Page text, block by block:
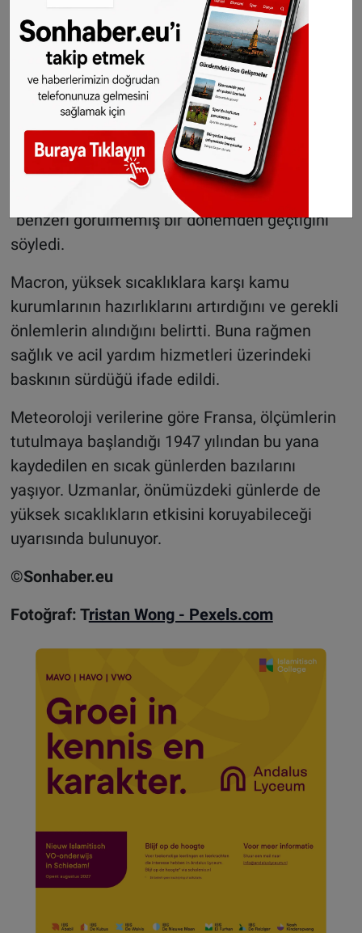
rahatsızlığı bulunan kişiler ve çocuklar için
sıcak hava koşullarının ciddi sağlık riskleri
oluşturduğunu vurguluyor.
Fransa son yılların en sıcak günlerini yaşıyor
Fransa genelinde etkili olan sıcak hava dalgası,
ülke genelinde yaşamı zorlaştırmaya devam
ediyor. Cumhurbaşkanı Emmanuel Macron,
perşembe günü yaptığı açıklamada ülkenin
“benzeri görülmemiş bir dönemden geçtiğini”
söyledi.
Macron, yüksek sıcaklıklara karşı kamu
kurumlarının hazırlıklarını artırdığını ve gerekli
önlemlerin alındığını belirtti. Buna rağmen
sağlık ve acil yardım hizmetleri üzerindeki
baskının sürdüğü ifade edildi.
Meteoroloji verilerine göre Fransa, ölçümlerin
tutulmaya başlandığı 1947 yılından bu yana
kaydedilen en sıcak günlerden bazılarını
yaşıyor. Uzmanlar, önümüzdeki günlerde de
yüksek sıcaklıkların etkisini koruyabileceği
uyarısında bulunuyor.
©Sonhaber.eu
Fotoğraf: Tristan Wong - Pexels.com